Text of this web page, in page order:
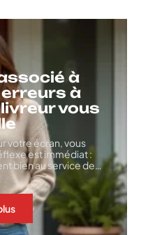
à
à
vous
votre écran, vous
est immédiat :
bien au service de…